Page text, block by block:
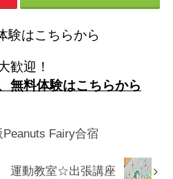
験はこちらから
歓迎！
無料体験はこちらから
Fairy合宿
運動教室☆出張講座